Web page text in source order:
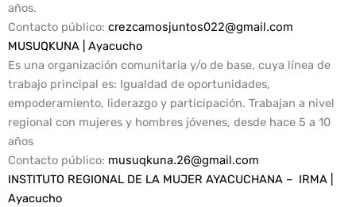
años.
Contacto público: crezcamosjuntos022@gmail.com
MUSUQKUNA | Ayacucho
Es una organización comunitaria y/o de base, cuya línea de
trabajo principal es: Igualdad de oportunidades,
empoderamiento, liderazgo y participación. Trabajan a nivel
regional con mujeres y hombres jóvenes, desde hace 5 a 10
años
Contacto público: musuqkuna.26@gmail.com
INSTITUTO REGIONAL DE LA MUJER AYACUCHANA – IRMA |
Ayacucho